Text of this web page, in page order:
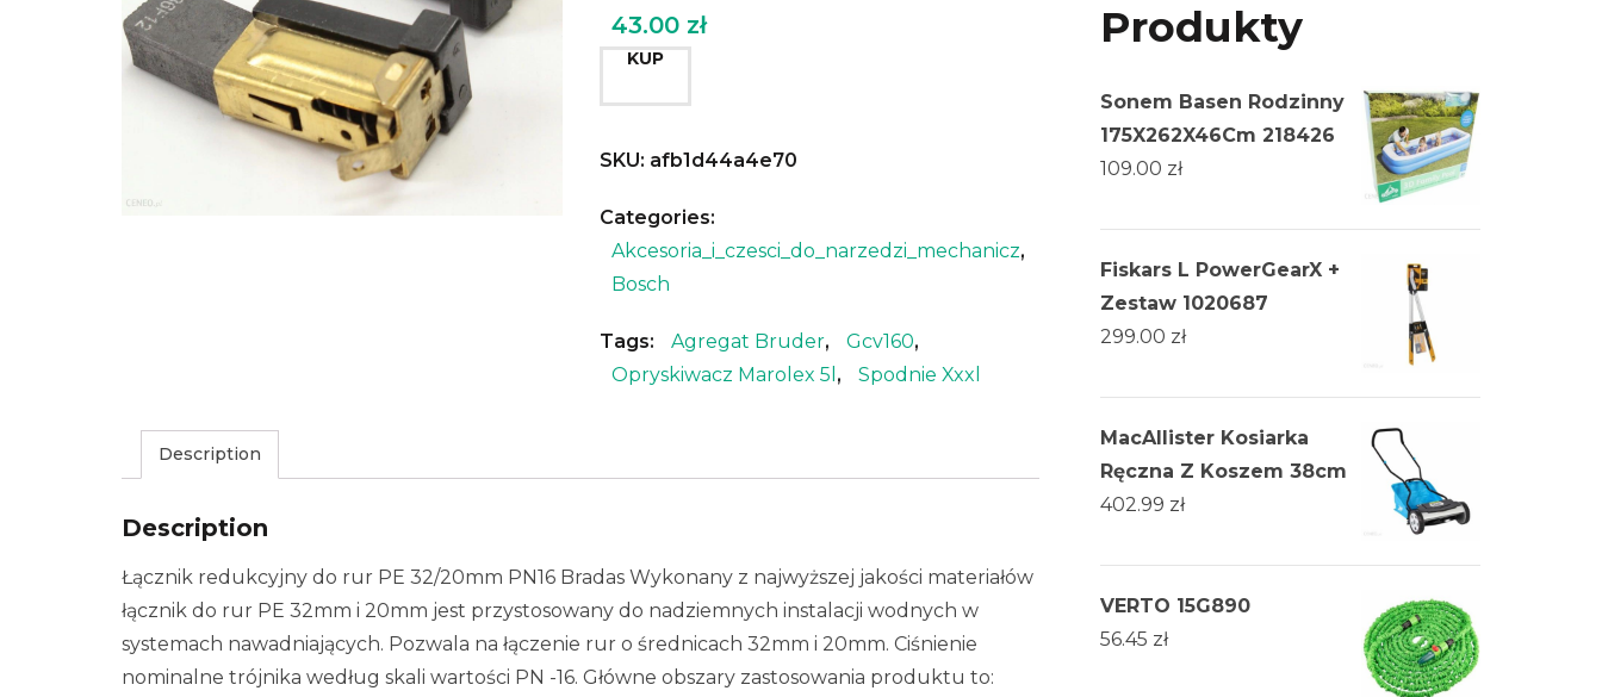
43.00 zł
KUP
SKU: afb1d44a4e70
Categories:
Akcesoria_i_czesci_do_narzedzi_mechanicz,
Bosch
Tags: Agregat Bruder, Gcv160,
Opryskiwacz Marolex 5l , Spodnie Xxxl
Description
Description
Łącznik redukcyjny do rur PE 32/20mm PN16 Bradas Wykonany z najwyższej jakości materiałów
łącznik do rur PE 32mm i 20mm jest przystosowany do nadziemnych instalacji wodnych w
systemach nawadniających. Pozwala na łączenie rur o średnicach 32mm i 20mm. Ciśnienie
nominalne trójnika według skali wartości PN -16. Główne obszary zastosowania produktu to:
Produkty
Sonem Basen Rodzinny
175X262X46Cm 218426
109.00 zł
Fiskars L PowerGearX +
Zestaw 1020687
299.00 zł
MacAllister Kosiarka
Ręczna Z Koszem 38cm
402.99 zł
VERTO 15G890
56.45 zł